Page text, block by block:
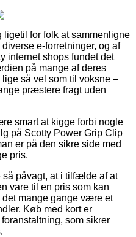
ligetil for folk at sammenligne
e-forretninger, og af
internet shops fundet det
på mange af deres
så vel som til voksne –
præstere fragt uden
smart at kigge forbi nogle
på Scotty Power Grip Clip
er på den sikre side med
pris.
påvagt, at i tilfælde af at
vare til en pris som kan
mange gange være et
Køb med kort er
som sikrer